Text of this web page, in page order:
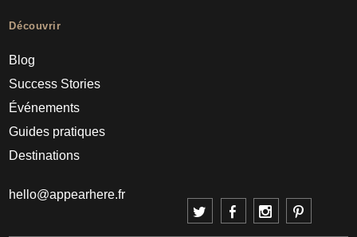
Découvrir
Blog
Success Stories
Événements
Guides pratiques
Destinations
hello@appearhere.fr